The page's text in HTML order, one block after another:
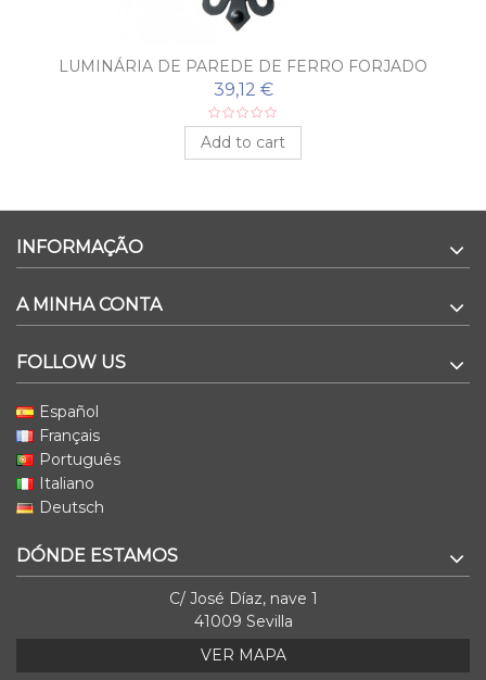
LUMINÁRIA DE PAREDE DE FERRO FORJADO
MEDINA
39,12 €
Add to cart
INFORMAÇÃO
A MINHA CONTA
FOLLOW US
Español
Français
Português
Italiano
Deutsch
DÓNDE ESTAMOS
C/ José Díaz, nave 1
41009 Sevilla
VER MAPA